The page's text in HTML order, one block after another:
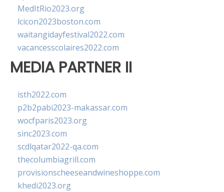
MedItRio2023.org
lcicon2023boston.com
waitangidayfestival2022.com
vacancesscolaires2022.com
MEDIA PARTNER II
isth2022.com
p2b2pabi2023-makassar.com
wocfparis2023.org
sinc2023.com
scdlqatar2022-qa.com
thecolumbiagrill.com
provisionscheeseandwineshoppe.com
khedi2023.org